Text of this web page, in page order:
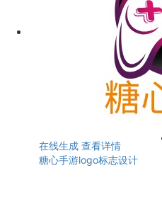
在线生成 查看详情
糖心手游logo标志设计